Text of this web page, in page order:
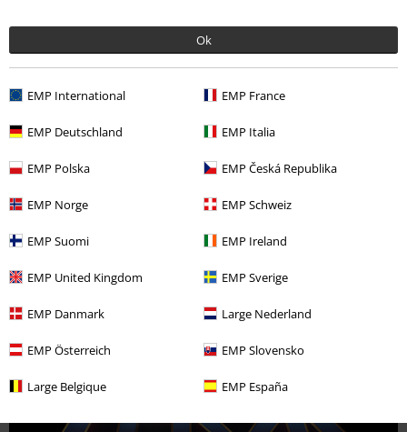
Ok
EMP International EMP France
EMP Deutschland EMP Italia
EMP Polska EMP Česká Republika
EMP Norge EMP Schweiz
EMP Suomi EMP Ireland
EMP United Kingdom EMP Sverige
EMP Danmark Large Nederland
EMP Österreich EMP Slovensko
Large Belgique EMP España
Kino-Starts der Woche: „The Northman“ und „The Lost City –
Das Geheimnis der verlorenen Stadt“